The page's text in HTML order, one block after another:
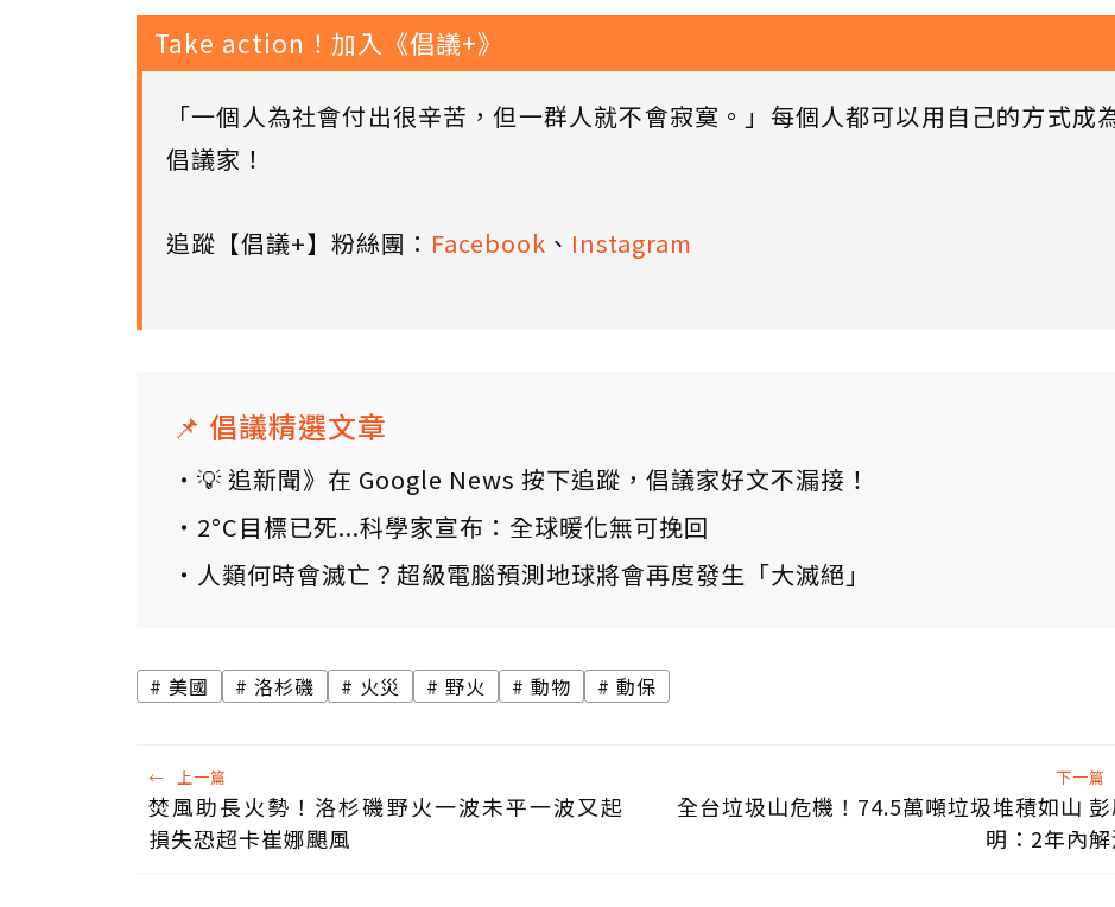
Take action！加入《倡議+》
「一個人為社會付出很辛苦，但一群人就不會寂寞。」每個人都可以用自己的方式成
倡議家！
追蹤【倡議+】粉絲團： Facebook 、 Instagram
📌 倡議精選文章
💡 追新聞》在 Google News 按下追蹤，倡議家好文不漏接！
2°C目標已死...科學家宣布：全球暖化無可挽回
人類何時會滅亡？超級電腦預測地球將會再度發生「大滅絕」
美國 洛杉磯 火災 野火 動物 動保
← 上一篇
焚風助長火勢！洛杉磯野火一波未平一波又起
損失恐超卡崔娜颶風
下一篇
全台垃圾山危機！74.5萬噸垃圾堆積如山 彭
明：2年內